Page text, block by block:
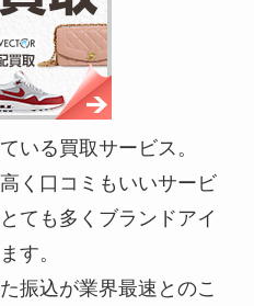
いる買取サービス。
く口コミもいいサービ
ても多くブランドアイ
す。
振込が業界最速とのこ